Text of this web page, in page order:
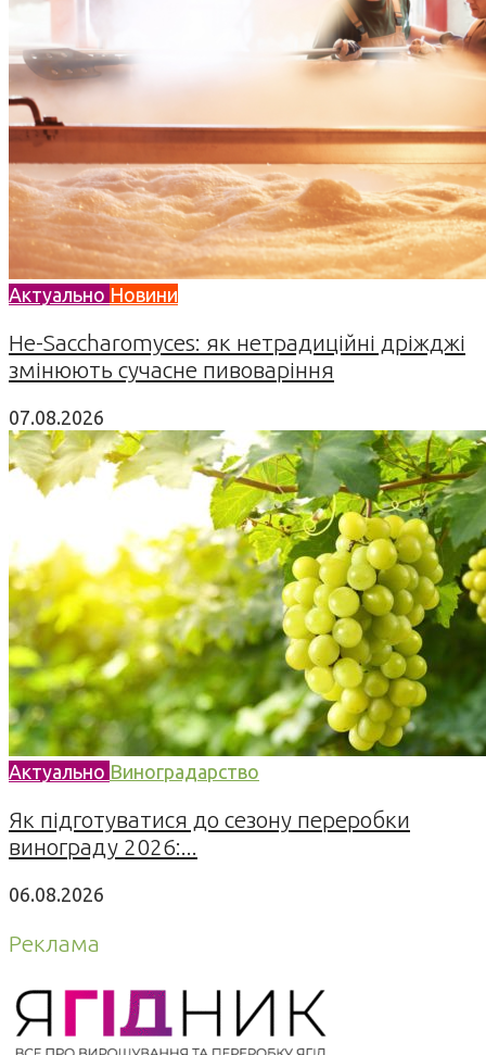
Актуально Новини
Не-Saccharomyces: як нетрадиційні дріжджі
змінюють сучасне пивоваріння
07.08.2026
Актуально Виноградарство
Як підготуватися до сезону переробки
винограду 2026:...
06.08.2026
Реклама